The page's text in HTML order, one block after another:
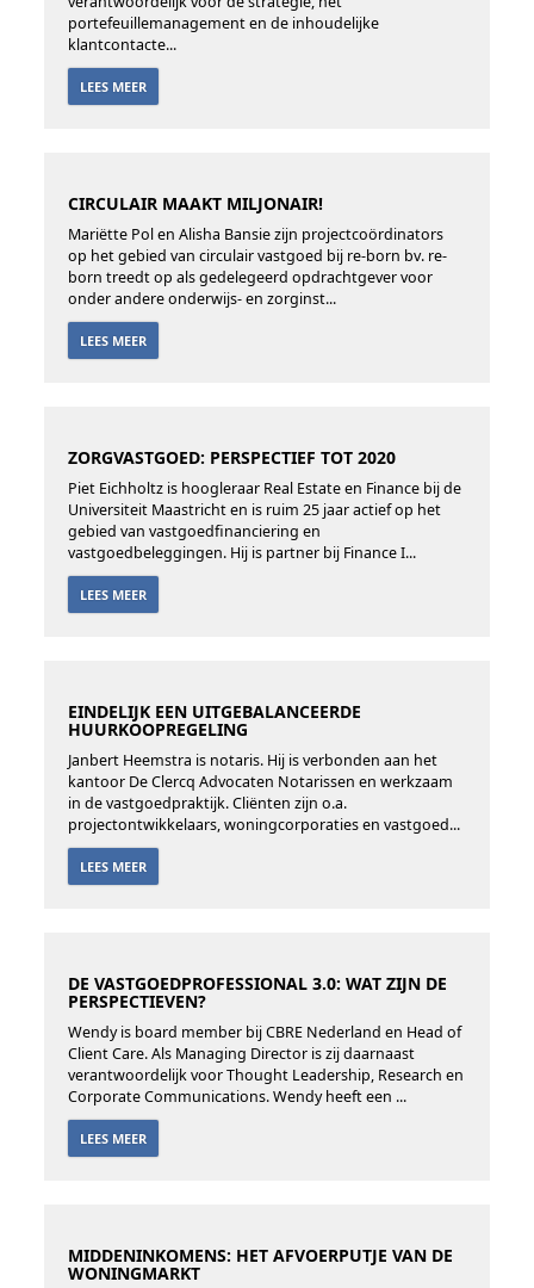
portefeuillemanagement en de inhoudelijke
klantcontacte...
LEES MEER
CIRCULAIR MAAKT MILJONAIR!
Mariëtte Pol en Alisha Bansie zijn projectcoördinators
op het gebied van circulair vastgoed bij re-born bv. re-
born treedt op als gedelegeerd opdrachtgever voor
onder andere onderwijs- en zorginst...
LEES MEER
ZORGVASTGOED: PERSPECTIEF TOT 2020
Piet Eichholtz is hoogleraar Real Estate en Finance bij de
Universiteit Maastricht en is ruim 25 jaar actief op het
gebied van vastgoedfinanciering en
vastgoedbeleggingen. Hij is partner bij Finance I...
LEES MEER
EINDELIJK EEN UITGEBALANCEERDE
HUURKOOPREGELING
Janbert Heemstra is notaris. Hij is verbonden aan het
kantoor De Clercq Advocaten Notarissen en werkzaam
in de vastgoedpraktijk. Cliënten zijn o.a.
projectontwikkelaars, woningcorporaties en vastgoed...
LEES MEER
DE VASTGOEDPROFESSIONAL 3.0: WAT ZIJN DE
PERSPECTIEVEN?
Wendy is board member bij CBRE Nederland en Head of
Client Care. Als Managing Director is zij daarnaast
verantwoordelijk voor Thought Leadership, Research en
Corporate Communications. Wendy heeft een ...
LEES MEER
MIDDENINKOMENS: HET AFVOERPUTJE VAN DE
WONINGMARKT